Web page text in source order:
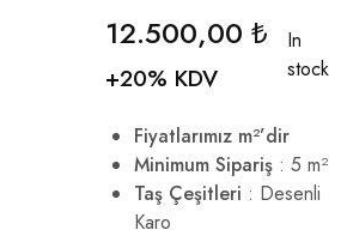
12.500,00 ₺
+20% KDV
In
stock
Fiyatlarımız m²’dir
Minimum Sipariş: 5 m²
Taş Çeşitleri : Desenli
Karo